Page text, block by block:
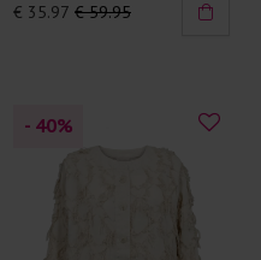
€ 35.97 € 59.95
- 40%